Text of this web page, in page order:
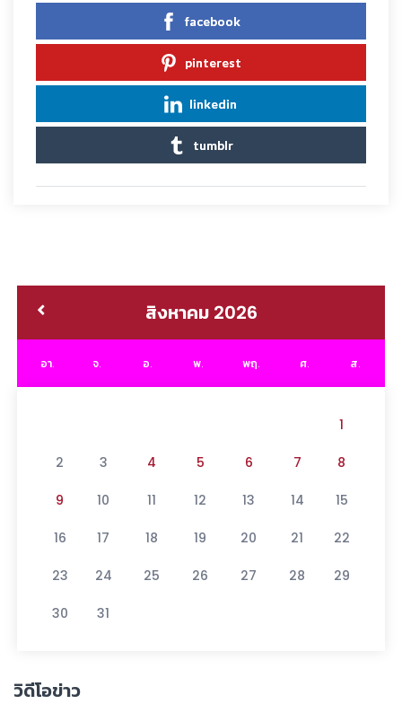
facebook
pinterest
linkedin
tumblr
สิงหาคม 2026
อา. จ. อ. พ. พฤ. ศ. ส.
1
2 3 4 5 6 7 8
9 10 11 12 13 14 15
16 17 18 19 20 21 22
23 24 25 26 27 28 29
30 31
วิดีโอข่าว